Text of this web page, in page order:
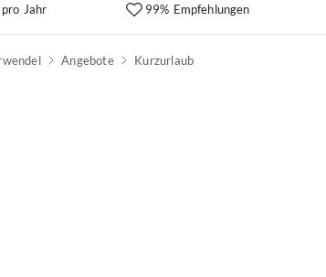
Jahr 99% Empfehlungen
Angebote Kurzurlaub